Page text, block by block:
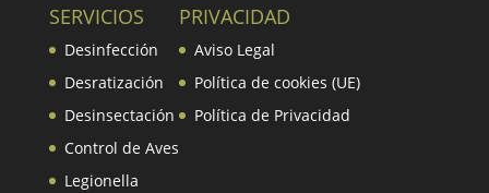
SERVICIOS
Desinfección
Desratización
Desinsectación
Control de Aves
Legionella
PRIVACIDAD
Aviso Legal
Política de cookies (UE)
Política de Privacidad